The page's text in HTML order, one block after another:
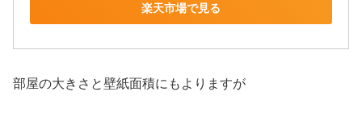
楽天市場で見る
部屋の大きさと壁紙面積にもよりますが